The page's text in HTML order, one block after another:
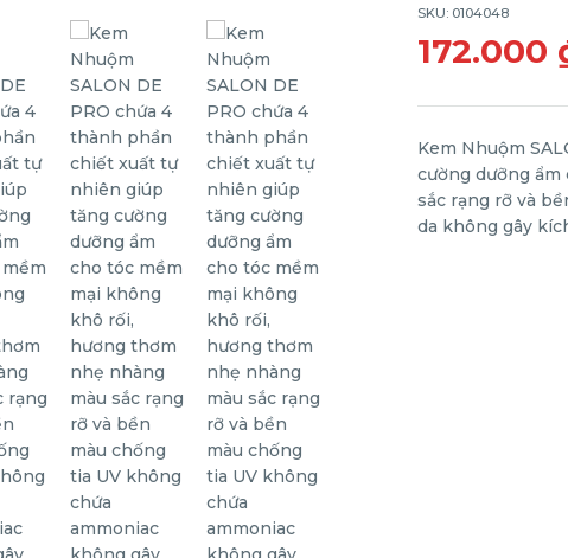
SKU: 0104048
172.000
Kem Nhuộm
cường dưỡng
sắc rạng rỡ và
da không gây